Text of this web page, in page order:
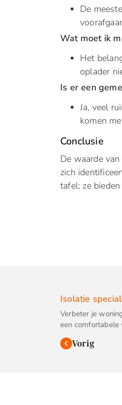
De
Wat moet ik
Het
oplader
Is er een
Ja, veel
komen
Conclusie
De waarde
zich
tafel; ze
Isolatie
Verbeter je
een comfortabele
Vorig